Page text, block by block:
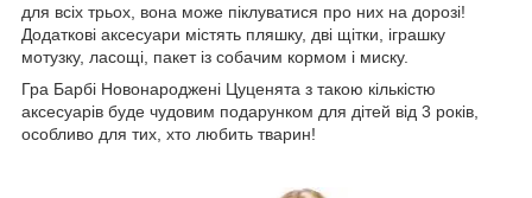
для всіх трьох, вона може піклуватися про них на дорозі!
Додаткові аксесуари містять пляшку, дві щітки, іграшку
мотузку, ласощі, пакет із собачим кормом і миску.
Гра Барбі Новонароджені Цуценята з такою кількістю
аксесуарів буде чудовим подарунком для дітей від 3 років,
особливо для тих, хто любить тварин!